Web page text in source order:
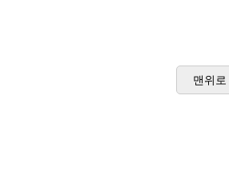
맨위로